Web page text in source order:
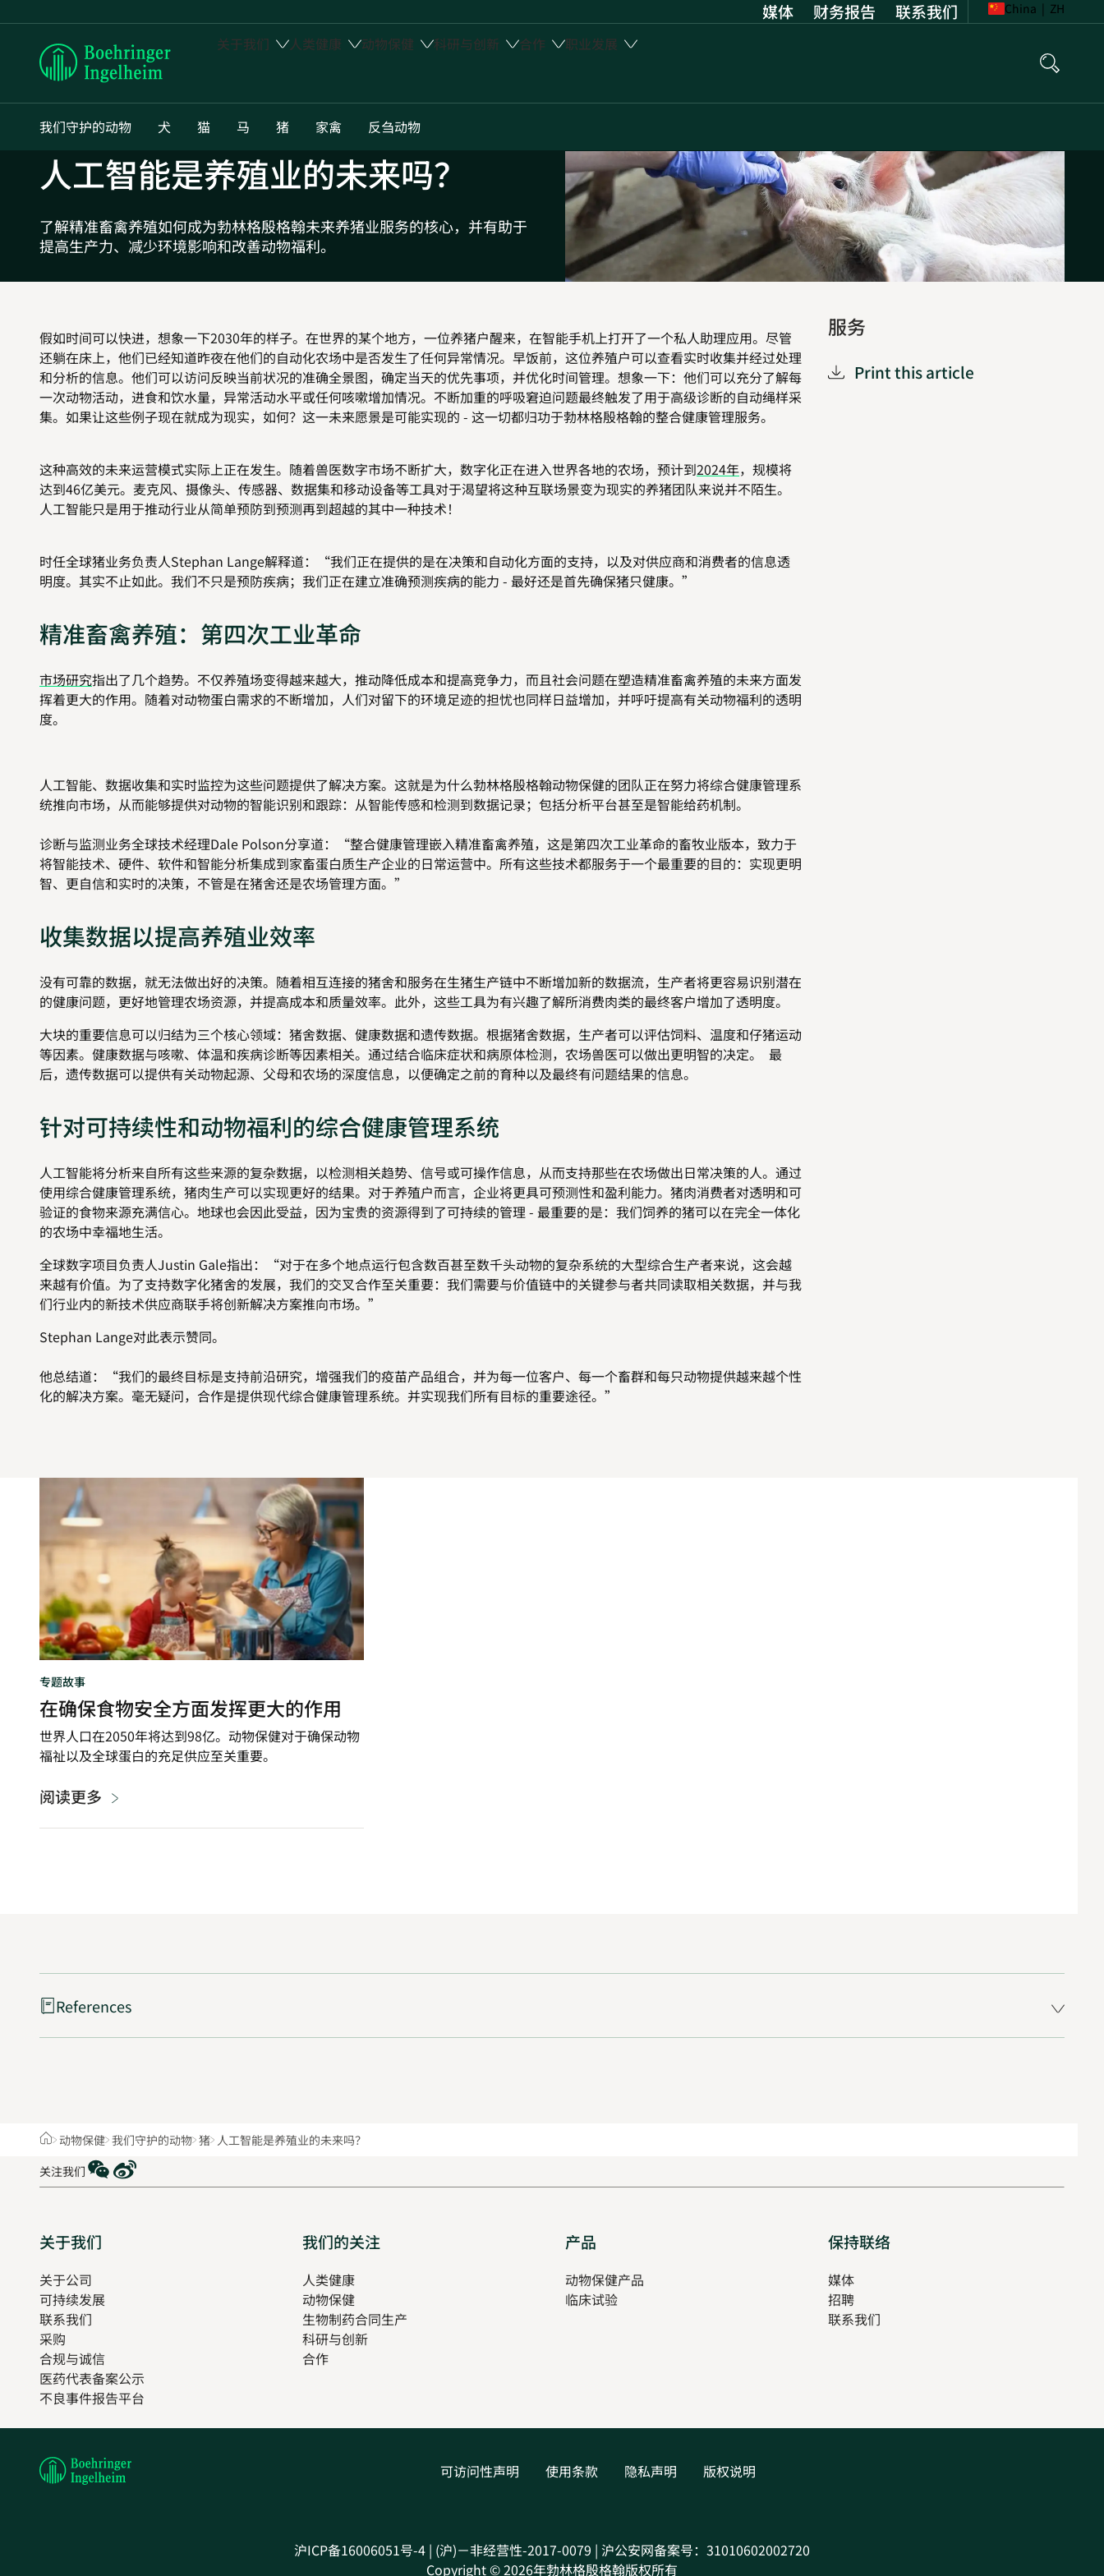
媒体 财务报告 Opens
联系我们 China | ZH
Boehringer
关于我们 人类健康 动物保健 科研与创新 合作 职业发展
我们守护的动物 犬 猫 马 猪 家禽 反刍动物
人工智能是养殖业的未来吗？
了解精准畜禽养殖如何成为勃林格殷格翰未来养猪业服务的核心，并有助于
提高生产力、减少环境影响和改善动物福利。
假如时间可以快进，想象一下2030年的样子。在世界的某个地方，一位养猪户醒来，在智能手机上打开了一个私人助理应用。尽管
还躺在床上，他们已经知道昨夜在他们的自动化农场中是否发生了任何异常情况。早饭前，这位养殖户可以查看实时收集并经过处理
和分析的信息。他们可以访问反映当前状况的准确全景图，确定当天的优先事项，并优化时间管理。想象一下：他们可以充分了解每
一次动物活动，进食和饮水量，异常活动水平或任何咳嗽增加情况。不断加重的呼吸窘迫问题最终触发了用于高级诊断的自动绳样采
集。如果让这些例子现在就成为现实，如何？这一未来愿景是可能实现的 - 这一切都归功于勃林格殷格翰的整合健康管理服务。
这种高效的未来运营模式实际上正在发生。随着兽医数字市场不断扩大，数字化正在进入世界各地的农场，预计到2024年，规模将
达到46亿美元。麦克风、摄像头、传感器、数据集和移动设备等工具对于渴望将这种互联场景变为现实的养猪团队来说并不陌生。
人工智能只是用于推动行业从简单预防到预测再到超越的其中一种技术！
时任全球猪业务负责人Stephan Lange解释道：“我们正在提供的是在决策和自动化方面的支持，以及对供应商和消费者的信息透
明度。其实不止如此。我们不只是预防疾病；我们正在建立准确预测疾病的能力 - 最好还是首先确保猪只健康。”
精准畜禽养殖：第四次工业革命
市场研究指出了几个趋势。不仅养殖场变得越来越大，推动降低成本和提高竞争力，而且社会问题在塑造精准畜禽养殖的未来方面发
挥着更大的作用。随着对动物蛋白需求的不断增加，人们对留下的环境足迹的担忧也同样日益增加，并呼吁提高有关动物福利的透明
度。
人工智能、数据收集和实时监控为这些问题提供了解决方案。这就是为什么勃林格殷格翰动物保健的团队正在努力将综合健康管理系
统推向市场，从而能够提供对动物的智能识别和跟踪：从智能传感和检测到数据记录；包括分析平台甚至是智能给药机制。
诊断与监测业务全球技术经理Dale Polson分享道：“整合健康管理嵌入精准畜禽养殖，这是第四次工业革命的畜牧业版本，致力于
将智能技术、硬件、软件和智能分析集成到家畜蛋白质生产企业的日常运营中。所有这些技术都服务于一个最重要的目的：实现更明
智、更自信和实时的决策，不管是在猪舍还是农场管理方面。”
收集数据以提高养殖业效率
没有可靠的数据，就无法做出好的决策。随着相互连接的猪舍和服务在生猪生产链中不断增加新的数据流，生产者将更容易识别潜在
的健康问题，更好地管理农场资源，并提高成本和质量效率。此外，这些工具为有兴趣了解所消费肉类的最终客户增加了透明度。
大块的重要信息可以归结为三个核心领域：猪舍数据、健康数据和遗传数据。根据猪舍数据，生产者可以评估饲料、温度和仔猪运动
等因素。健康数据与咳嗽、体温和疾病诊断等因素相关。通过结合临床症状和病原体检测，农场兽医可以做出更明智的决定。 最
后，遗传数据可以提供有关动物起源、父母和农场的深度信息，以便确定之前的育种以及最终有问题结果的信息。
针对可持续性和动物福利的综合健康管理系统
人工智能将分析来自所有这些来源的复杂数据，以检测相关趋势、信号或可操作信息，从而支持那些在农场做出日常决策的人。通过
使用综合健康管理系统，猪肉生产可以实现更好的结果。对于养殖户而言，企业将更具可预测性和盈利能力。猪肉消费者对透明和可
验证的食物来源充满信心。地球也会因此受益，因为宝贵的资源得到了可持续的管理 - 最重要的是：我们饲养的猪可以在完全一体化
的农场中幸福地生活。
全球数字项目负责人Justin Gale指出：“对于在多个地点运行包含数百甚至数千头动物的复杂系统的大型综合生产者来说，这会越
来越有价值。为了支持数字化猪舍的发展，我们的交叉合作至关重要：我们需要与价值链中的关键参与者共同读取相关数据，并与我
们行业内的新技术供应商联手将创新解决方案推向市场。”
Stephan Lange对此表示赞同。
他总结道：“我们的最终目标是支持前沿研究，增强我们的疫苗产品组合，并为每一位客户、每一个畜群和每只动物提供越来越个性
化的解决方案。毫无疑问，合作是提供现代综合健康管理系统。并实现我们所有目标的重要途径。”
服务
Print this article
食
物
安
全
方
面
发
挥
更
大
的
作
专题故事
在确保食物安全方面发挥更大的作用
世界人口在2050年将达到98亿。动物保健对于确保动物
福祉以及全球蛋白的充足供应至关重要。
阅读更多
References
Home动物保健 我们守护的动物 猪 人工智能是养殖业的未来吗？
关注我们
WeChat
Weibo
Sitemap
关于我们
关于公司
可持续发展
联系我们
采购
合规与诚信
医药代表备案公示
不良事件报告平台
我们的关注
tab
人类健康
new
tab
动物保健
生物制药合同生产
科研与创新
合作
产品
new
tab
动物保健产品
临床试验
保持联络
媒体
招聘
in
联系我们
可访问性声明 使用条款 隐私声明 版权说明
沪ICP备16006051号-4 | (沪)－非经营性-2017-0079 | 沪公安网备案号：31010602002720
Copyright © 2026年勃林格殷格翰版权所有